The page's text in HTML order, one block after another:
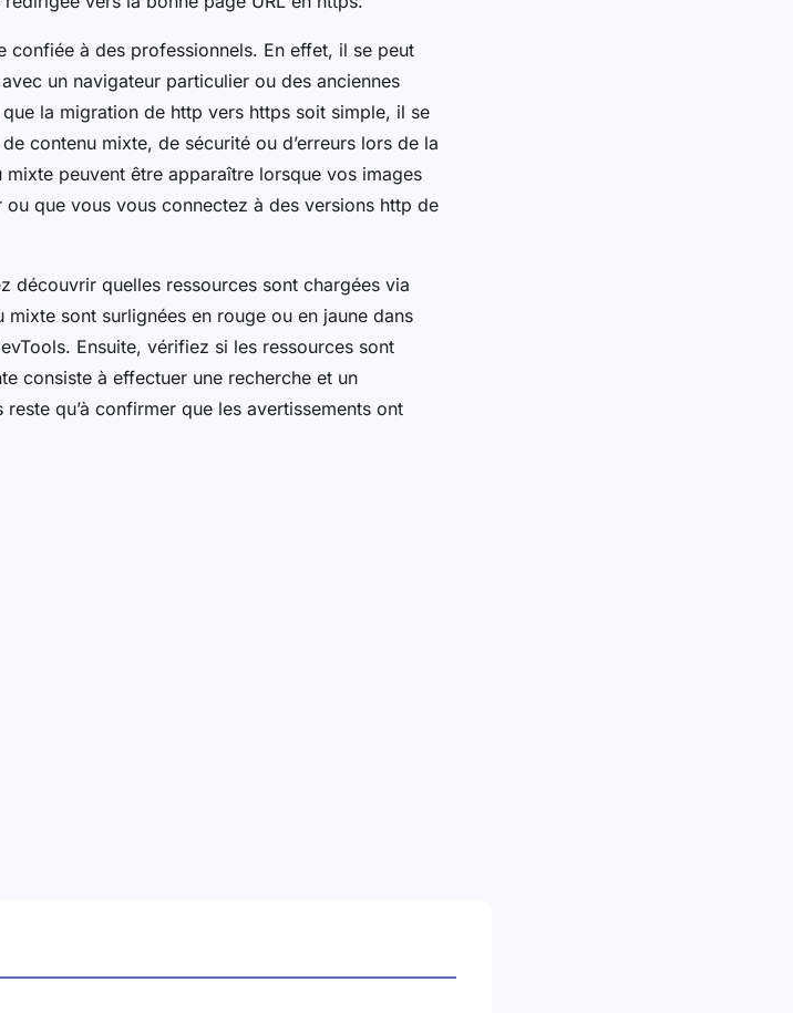
à des professionnels. En effet, il se peut
un navigateur particulier ou des anciennes
la migration de http vers https soit simple, il se
contenu mixte, de sécurité ou d’erreurs lors de la
peuvent être apparaître lorsque vos images
que vous vous connectez à des versions http de
découvrir quelles ressources sont chargées via
sont surlignées en rouge ou en jaune dans
Ensuite, vérifiez si les ressources sont
consiste à effectuer une recherche et un
qu’à confirmer que les avertissements ont